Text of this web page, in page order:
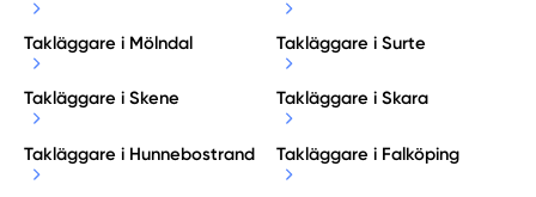
Takläggare i Mölndal Takläggare i Surte
Takläggare i Skene Takläggare i Skara
Takläggare i Hunnebostrand Takläggare i Falköping